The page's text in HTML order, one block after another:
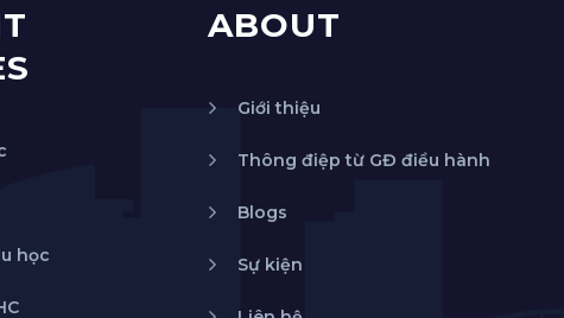
học
ABOUT
Giới thiệu
Thông điệp từ GĐ điều hành
Blogs
Sự kiện